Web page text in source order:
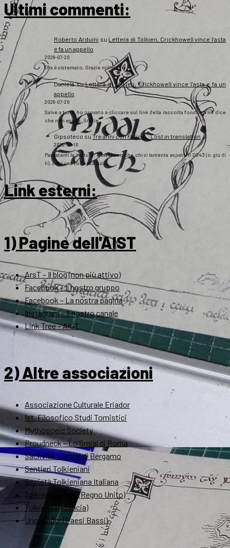
Ultimi commenti:
Roberto Arduini su Lettera di Tolkien, Crickhowell vince l’asta
e fa un appello
2026-07-20
Ora è sistemato. Grazie mille!
DanielasuLettera di Tolkien, Crickhowell vince l’asta e fa un
appello
2026-07-20
Salve a tutti, ho provato a cliccare sul link della raccolta fondi ma mi dice
che non esiste. Grazie
Gipsoteco su Tre anni con Fatica… Lost in translation
2026-07-10
Passatemi la battuta: e lasciamo che chi si lamenta aspetti il 2043 (o giù di
lì), così una volta scaduti…
Link esterni:
1) Pagine dell'AIST
ArsT – Il blog (non più attivo)
Facebook – Il nostro gruppo
Facebook – La nostra pagina
Instagram – Il nostro canale
Link Tree – AIST
2) Altre associazioni
Associazione Culturale Eriador
Ist. Filosofico Studi Tomistici
Mythopoeic Society
Proudneck – Lo Smial di Roma
Sackville – Smial di Bergamo
Sentieri Tolkieniani
Società Tolkieniana Italiana
Tolkien Society (Regno Unito)
Tolkiendil (Francia)
Unquendor (Paesi Bassi)